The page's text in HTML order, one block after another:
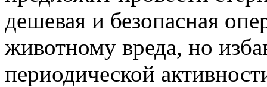
дешевая и безопасная
животному вреда, но
периодической